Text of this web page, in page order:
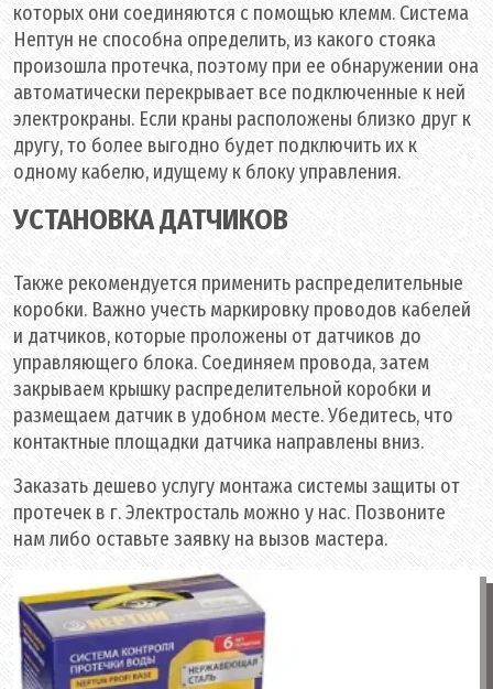
которых они соединяются с помощью клемм. Система
Нептун не способна определить, из какого стояка
произошла протечка, поэтому при ее обнаружении она
автоматически перекрывает все подключенные к ней
электрокраны. Если краны расположены близко друг к
другу, то более выгодно будет подключить их к
одному кабелю, идущему к блоку управления.
УСТАНОВКА ДАТЧИКОВ
Также рекомендуется применить распределительные
коробки. Важно учесть маркировку проводов кабелей
и датчиков, которые проложены от датчиков до
управляющего блока. Соединяем провода, затем
закрываем крышку распределительной коробки и
размещаем датчик в удобном месте. Убедитесь, что
контактные площадки датчика направлены вниз.
Заказать дешево услугу монтажа системы защиты от
протечек в г. Электросталь можно у нас. Позвоните
нам либо оставьте заявку на вызов мастера.